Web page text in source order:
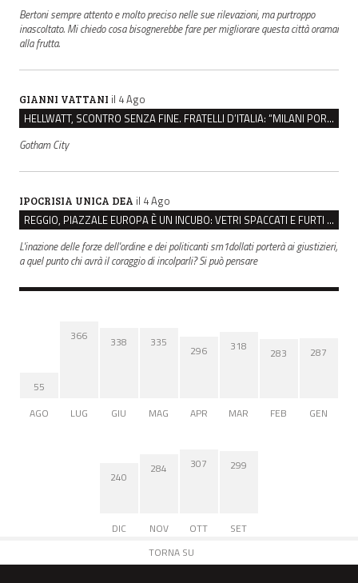
Bertoni sempre attento e molto preciso nelle sue rilevazioni, ma purtroppo
inascoltato. Mi chiedo cosa bisognerebbe fare per migliorare questa città oramai
alla frutta.
GIANNI VATTANI il 4 Ago
HELLWATT, SCONTRO SENZA FINE. FRATELLI D’ITALIA: “MILANI PORTA DOCUMENTI, DE FRANCO INSULTI”
Gotham City
IPOCRISIA UNICA DEA il 4 Ago
REGGIO, PIAZZALE EUROPA È UN INCUBO: VETRI SPACCATI E FURTI SULLE AUTO IN SOSTA
L'inazione delle forze dell'ordine e dei politicanti sm1dollati porterà ai giustizieri,
a quel punto chi avrà il coraggio di incolparli? Si può pensare
55
AGO
366
LUG
338
GIU
335
MAG
296
APR
318
MAR
283
FEB
287
GEN
240
DIC
284
NOV
307
OTT
299
SET
TORNA SU